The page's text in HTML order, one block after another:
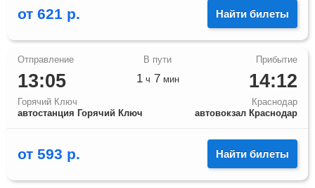
от 621 р. Найти билеты
13:05
Горячий Ключ
автостанция Горячий Ключ
14:12
Краснодар
автовокзал Краснодар
1ч 7 мин
от 593 р. Найти билеты